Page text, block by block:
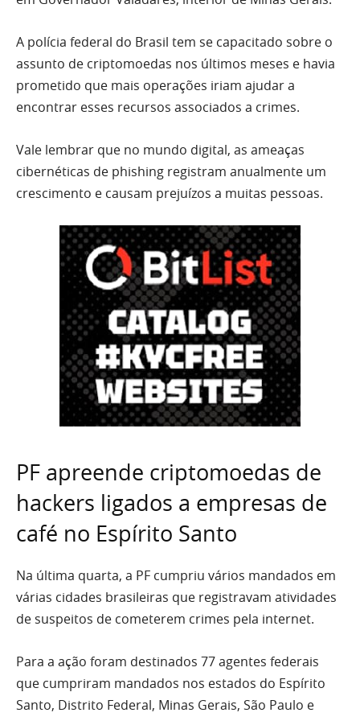
A polícia federal do Brasil tem se capacitado sobre o
assunto de criptomoedas nos últimos meses e havia
prometido que mais operações iriam ajudar a
encontrar esses recursos associados a crimes.
Vale lembrar que no mundo digital, as ameaças
cibernéticas de phishing registram anualmente um
crescimento e causam prejuízos a muitas pessoas.
PF apreende criptomoedas de
hackers ligados a empresas de
café no Espírito Santo
Na última quarta, a PF cumpriu vários mandados em
várias cidades brasileiras que registravam atividades
de suspeitos de cometerem crimes pela internet.
Para a ação foram destinados 77 agentes federais
que cumpriram mandados nos estados do Espírito
Santo, Distrito Federal, Minas Gerais, São Paulo e